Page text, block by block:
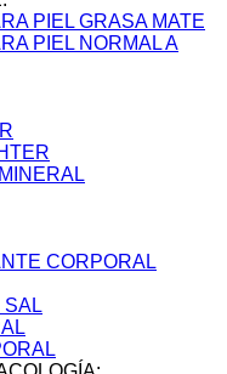
PIEL GRASA MATE
PIEL NORMAL A
CORPORAL
SAL